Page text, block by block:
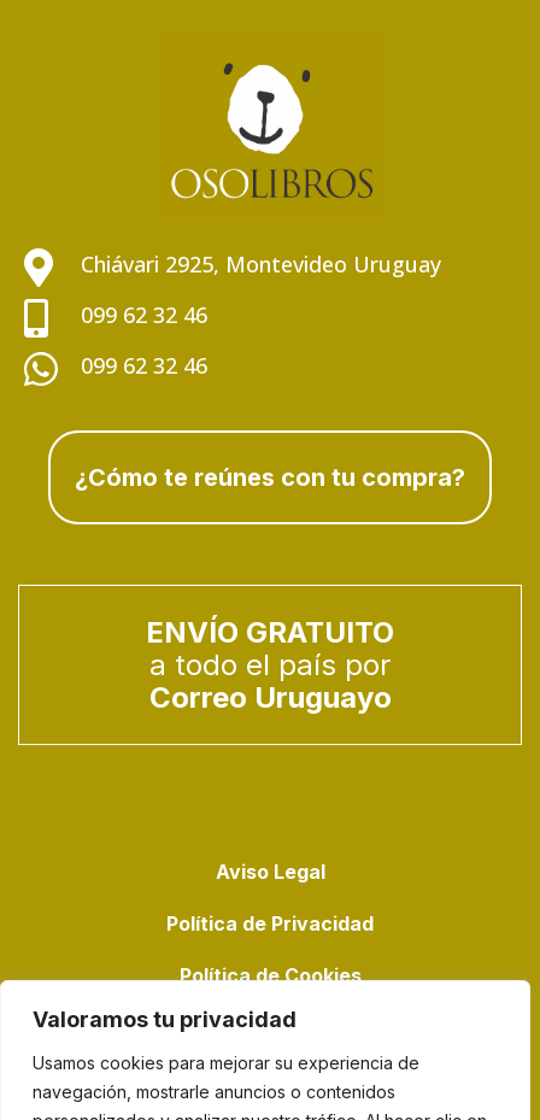
Valoramos tu privacidad
Usamos cookies para mejorar su experiencia de
navegación, mostrarle anuncios o contenidos
 Chiávari 2925, Montevideo Uruguay
 099 62 32 46
 099 62 32 46
¿Cómo te reúnes con tu compra?
ENVÍO GRATUITO
a todo el país por
Correo Uruguayo
Aviso Legal
Política de Privacidad
Política de Cookies